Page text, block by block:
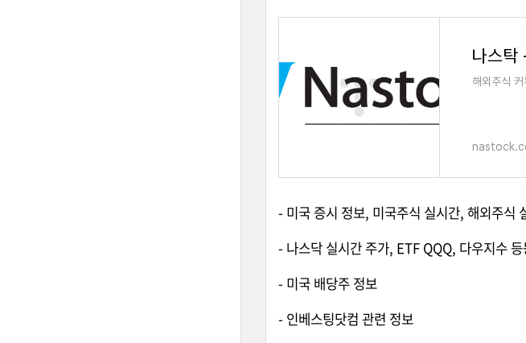
해외주식
- 미국 증시 정보, 미국주식 실시간, 해외주식
- 나스닥 실시간 주가, ETF QQQ, 다우지수
- 미국 배당주 정보
- 인베스팅닷컴 관련 정보